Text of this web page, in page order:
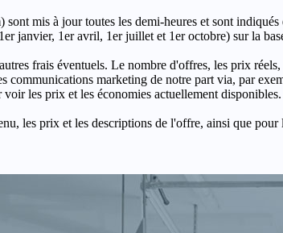
mis à jour toutes les demi-heures et sont
janvier, 1er avril, 1er juillet et 1er octobre) sur la
frais éventuels. Le nombre d'offres, les prix
communications marketing de notre part via, par
les prix et les économies actuellement disponibles.
les prix et les descriptions de l'offre, ainsi que pour